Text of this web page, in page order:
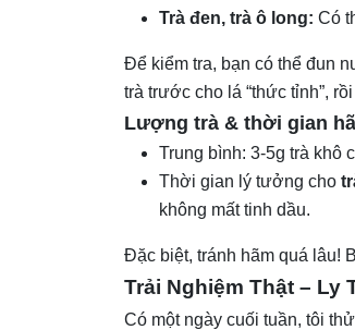
Trà đen, trà ô long: Có
Để kiểm tra, bạn có thể đun
trà trước cho lá “thức tỉnh”,
Lượng trà & thời gian
Trung bình: 3-5g trà khô
Thời gian lý tưởng cho
không mất tinh dầu.
Đặc biệt, tránh hãm quá lâu!
Trải Nghiệm Thật – Ly
Có một ngày cuối tuần, tôi